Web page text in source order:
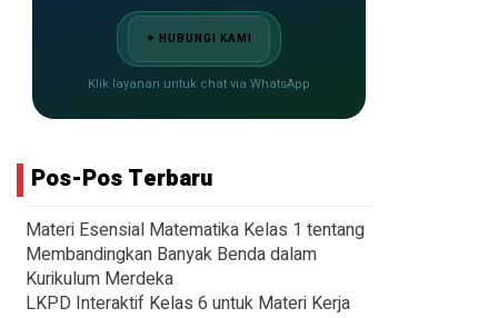
✦ HUBUNGI KAMI
Klik layanan untuk chat via WhatsApp
Pos-Pos Terbaru
Materi Esensial Matematika Kelas 1 tentang
Membandingkan Banyak Benda dalam
Kurikulum Merdeka
LKPD Interaktif Kelas 6 untuk Materi Kerja